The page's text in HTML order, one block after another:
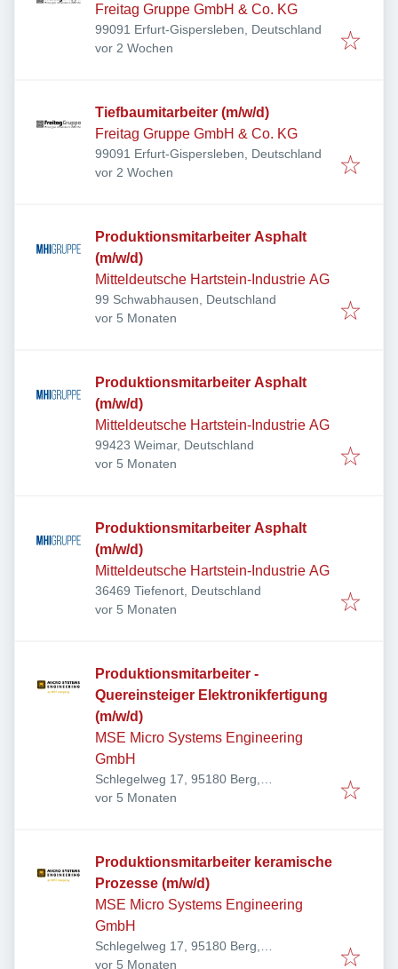
Freitag Gruppe GmbH & Co. KG
99091 Erfurt-Gispersleben, Deutschland
Veröffentlicht:
vor 2 Wochen
Tiefbaumitarbeiter (m/w/d)
Freitag Gruppe GmbH & Co. KG
99091 Erfurt-Gispersleben, Deutschland
Veröffentlicht:
vor 2 Wochen
Produktionsmitarbeiter Asphalt
(m/w/d)
Mitteldeutsche Hartstein-Industrie AG
99 Schwabhausen, Deutschland
Veröffentlicht:
vor 5 Monaten
Produktionsmitarbeiter Asphalt
(m/w/d)
Mitteldeutsche Hartstein-Industrie AG
99423 Weimar, Deutschland
Veröffentlicht:
vor 5 Monaten
Produktionsmitarbeiter Asphalt
(m/w/d)
Mitteldeutsche Hartstein-Industrie AG
36469 Tiefenort, Deutschland
Veröffentlicht:
vor 5 Monaten
Produktionsmitarbeiter -
Quereinsteiger Elektronikfertigung
(m/w/d)
MSE Micro Systems Engineering
GmbH
Schlegelweg 17, 95180 Berg,
Deutschland
Veröffentlicht:
vor 5 Monaten
Produktionsmitarbeiter keramische
Prozesse (m/w/d)
MSE Micro Systems Engineering
GmbH
Schlegelweg 17, 95180 Berg,
Deutschland
Veröffentlicht:
vor 5 Monaten